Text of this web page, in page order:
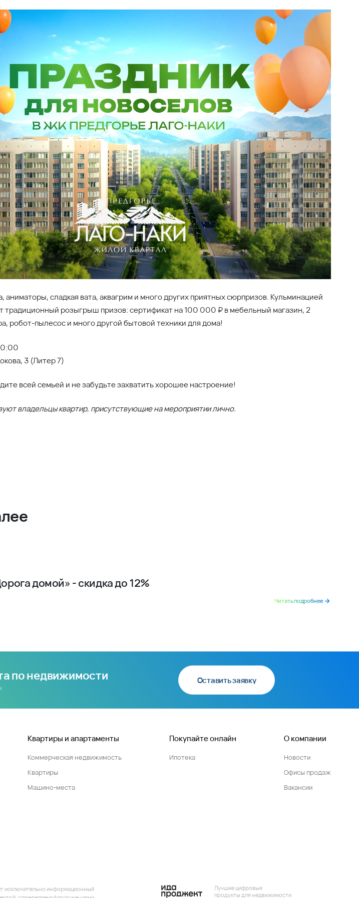
аниматоры, сладкая вата, аквагрим и много других приятных сюрпризов. Кульминацией
традиционный розыгрыш призов: сертификат на 100 000 ₽ в мебельный магазин, 2
робот-пылесос и много другой бытовой техники для дома!
3 (Литер 7)
всей семьей и не забудьте захватить хорошее настроение!
владельцы квартир, присутствующие на мероприятии лично.
домой» - скидка до 12%
Читать подробнее
по недвижимости Оставить заявку
Квартиры и апартаменты
Коммерческая недвижимость
Квартиры
Машино-места
Покупайте онлайн
Ипотека
О компании
Новости
Офисы продаж
Вакансии
исключительно информационный
Лучшие цифровые
продукты для недвижимости